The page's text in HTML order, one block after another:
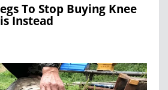
To Stop Buying Knee
Instead